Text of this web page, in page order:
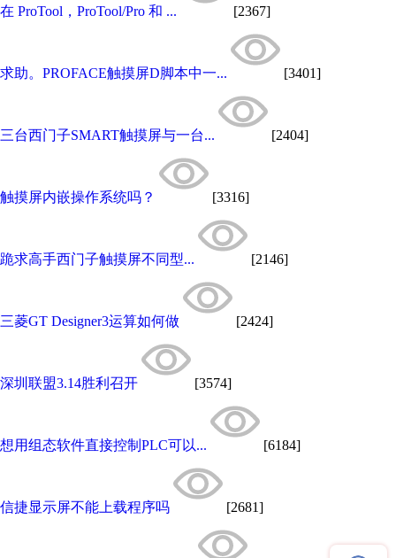
在 ProTool，ProTool/Pro 和 ... [2367]
求助。PROFACE触摸屏D脚本中一... [3401]
三台西门子SMART触摸屏与一台... [2404]
触摸屏内嵌操作系统吗？ [3316]
跪求高手西门子触摸屏不同型... [2146]
三菱GT Designer3运算如何做 [2424]
深圳联盟3.14胜利召开 [3574]
想用组态软件直接控制PLC可以... [6184]
信捷显示屏不能上载程序吗 [2681]